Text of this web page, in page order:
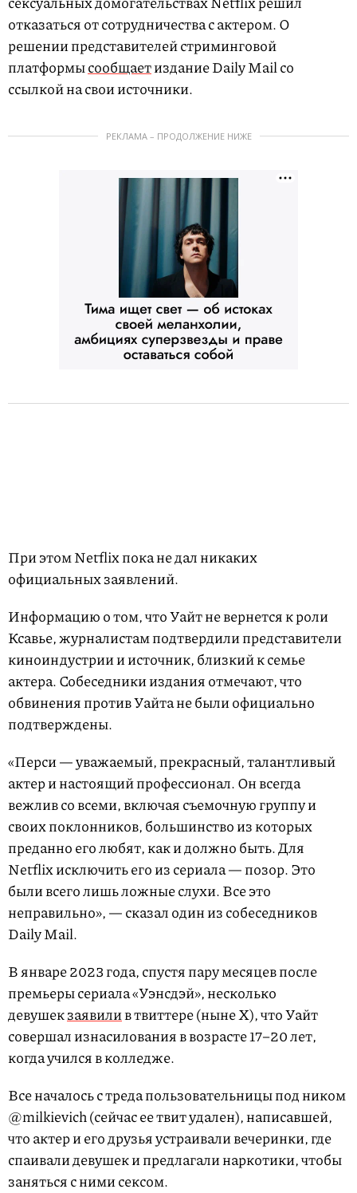
отказаться от сотрудничества с актером. О
решении представителей стриминговой
платформысообщаетиздание Daily Mail со
ссылкой на свои источники.
РЕКЛАМА – ПРОДОЛЖЕНИЕ НИЖЕ
При этом Netflix пока не дал никаких
официальных заявлений.
Информацию о том, что Уайт не вернется к роли
Ксавье, журналистам подтвердили представители
киноиндустрии и источник, близкий к семье
актера. Собеседники издания отмечают, что
обвинения против Уайта не были официально
подтверждены.
«Перси — уважаемый, прекрасный, талантливый
актер и настоящий профессионал. Он всегда
вежлив со всеми, включая съемочную группу и
своих поклонников, большинство из которых
преданно его любят, как и должно быть. Для
Netflix исключить его из сериала — позор. Это
были всего лишь ложные слухи. Все это
неправильно», — сказал один из собеседников
Daily Mail.
В январе 2023 года, спустя пару месяцев после
премьеры сериала «Уэнсдэй», несколько
девушекзаявилив твиттере (ныне X), что Уайт
совершал изнасилования в возрасте 17–20 лет,
когда учился в колледже.
Все началось с треда пользовательницы под ником
@milkievich (сейчас ее твит удален), написавшей,
что актер и его друзья устраивали вечеринки, где
спаивали девушек и предлагали наркотики, чтобы
заняться с ними сексом.